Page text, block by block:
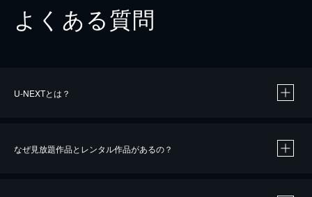
よくある質問
U-NEXTとは？
なぜ見放題作品とレンタル作品があるの？